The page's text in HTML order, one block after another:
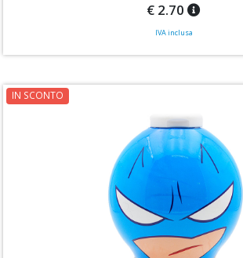
€ 2.70
IVA inclusa
IN SCONTO